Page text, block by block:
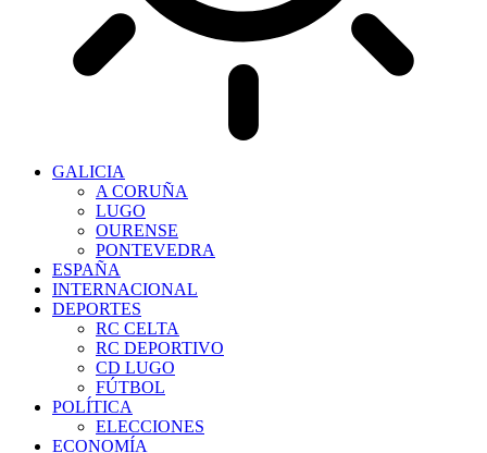
GALICIA
A CORUÑA
LUGO
OURENSE
PONTEVEDRA
ESPAÑA
INTERNACIONAL
DEPORTES
RC CELTA
RC DEPORTIVO
CD LUGO
FÚTBOL
POLÍTICA
ELECCIONES
ECONOMÍA